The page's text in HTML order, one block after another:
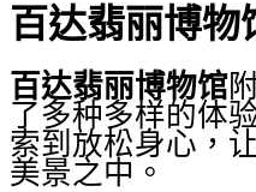
百达翡丽博物
百达翡丽博物馆
了多种多样的体
索到放松身心，
美景之中。